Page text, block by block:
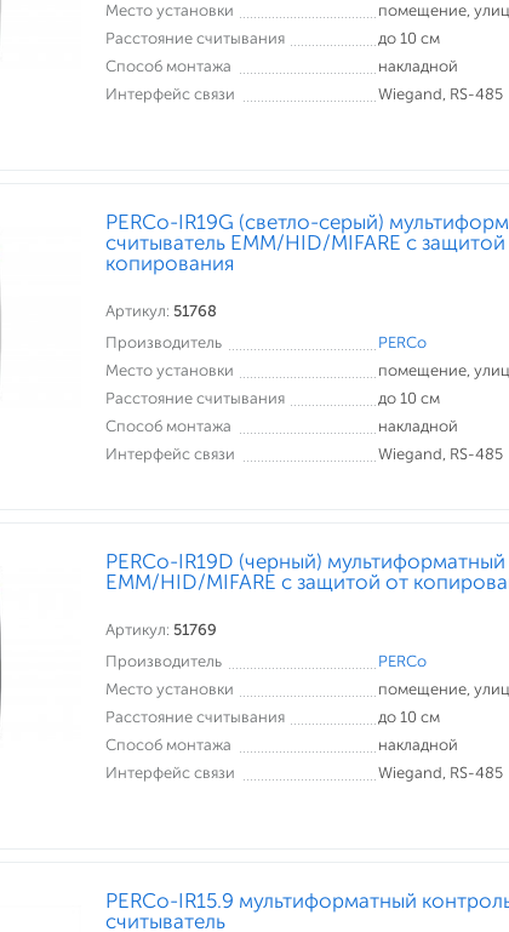
Место установки
помещение,
Расстояние считывания
до 10 см
Способ монтажа
накладной
Интерфейс связи
Wiegand, RS-485
PERCo-IR19G (светло-серый)
считыватель EMM/HID/MIFARE с
копирования
Артикул: 51768
Производитель
PERCo
Место установки
помещение,
Расстояние считывания
до 10 см
Способ монтажа
накладной
Интерфейс связи
Wiegand, RS-485
PERCo-IR19D (черный) мультиформатный
EMM/HID/MIFARE с защитой от
Артикул: 51769
Производитель
PERCo
Место установки
помещение,
Расстояние считывания
до 10 см
Способ монтажа
накладной
Интерфейс связи
Wiegand, RS-485
PERCo-IR15.9 мультиформатный
считыватель